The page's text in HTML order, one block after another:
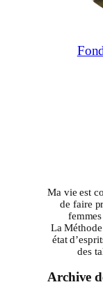
Ma vie est
de faire
La
état
des
Archive